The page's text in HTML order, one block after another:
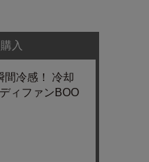
入
間冷感！ 冷却
ィファンBOO